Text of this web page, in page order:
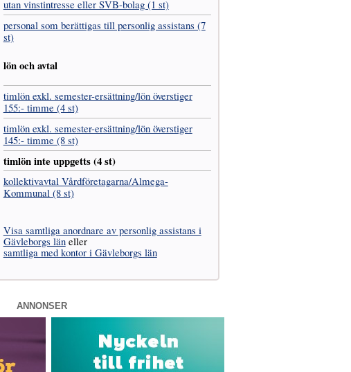
utan vinst­intresse eller SVB-bolag (1 st)
personal som berättigas till personlig assistans (7
st)
lön och avtal
timlön exkl. semester-ersättning/lön överstiger
155:- timme (4 st)
timlön exkl. semester-ersättning/lön överstiger
145:- timme (8 st)
timlön inte uppgetts (4 st)
kollektivavtal Vård­företagarna­/­Almega-
Kommunal (8 st)
Visa samtliga anordnare av personlig assistans i
Gävleborgs läneller
samtliga med kontor i Gävleborgs län
ANNONSER